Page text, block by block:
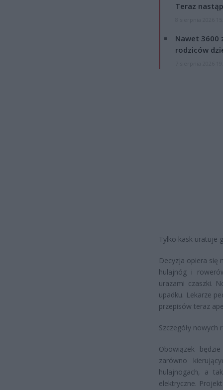
Teraz
Nawet 3600
rodziców
Tylko kask uratuje
Decyzja opiera się
hulajnóg i
urazami czaszki.
upadku. Lekarze
przepisów teraz
Szczegóły nowych
Obowiązek
zarówno
hulajnogach, a
elektryczne.